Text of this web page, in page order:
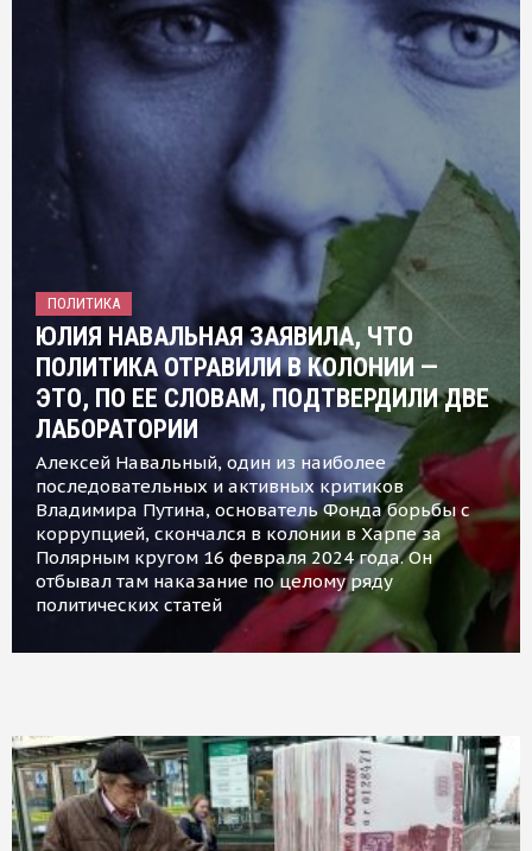
ПОЛИТИКА
ЮЛИЯ НАВАЛЬНАЯ ЗАЯВИЛА, ЧТО
ПОЛИТИКА ОТРАВИЛИ В КОЛОНИИ —
ЭТО, ПО ЕЕ СЛОВАМ, ПОДТВЕРДИЛИ ДВЕ
ЛАБОРАТОРИИ
Алексей Навальный, один из наиболее
последовательных и активных критиков
Владимира Путина, основатель Фонда борьбы с
коррупцией, скончался в колонии в Харпе за
Полярным кругом 16 февраля 2024 года. Он
отбывал там наказание по целому ряду
политических статей